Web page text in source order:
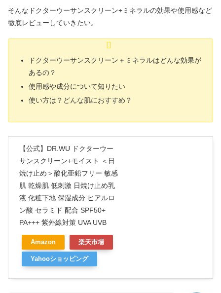
そんなドクターウーサンスクリーン+ミネラルの効果や使用感など
徹底レビューしていきたい。
ドクターウーサンスクリーン＋ミネラルはどんな効果が
あるの？
使用感や成分について知りたい
使い方は？どんな肌におすすめ？
【公式】DR.WU ドクターウー
サンスクリーン+モイスト ＜日
焼け止め＞酸化亜鉛フリー 敏感
肌 乾燥肌 低刺激 日焼け止め乳
液 化粧下地 保湿成分 ヒアルロ
ン酸 セラミド 配合 SPF50+
PA+++ 紫外線対策 UVA UVB
Amazon 楽天市場
Yahooショッピング